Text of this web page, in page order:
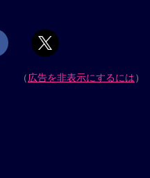
（広告を非表示にするには）